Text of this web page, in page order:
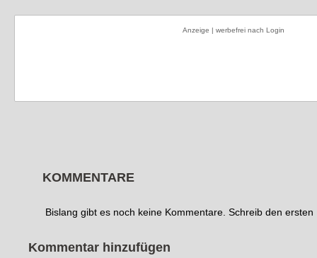
Anzeige | werbefrei nach Login
KOMMENTARE
Bislang gibt es noch keine Kommentare. Schreib den ersten
Kommentar hinzufügen